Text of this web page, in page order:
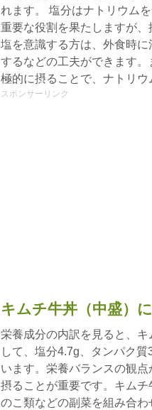
れます。 塩分はナトリウム
重要な役割を果たしますが
塩を意識する方は、外食時
するなどの工夫ができます
極的に摂ることで、ナトリウ
スポンサーリンク
キムチ牛丼（中盛）
栄養成分の内訳を見ると、
して、塩分4.7g、タンパク
います。栄養バランスの観
摂ることが重要です。キム
のこ類などの副菜を組み合